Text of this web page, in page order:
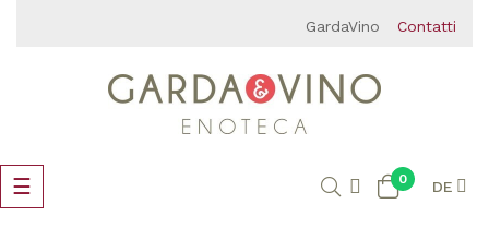
GardaVino Contatti
Umschalten
der
☰ 0 DE